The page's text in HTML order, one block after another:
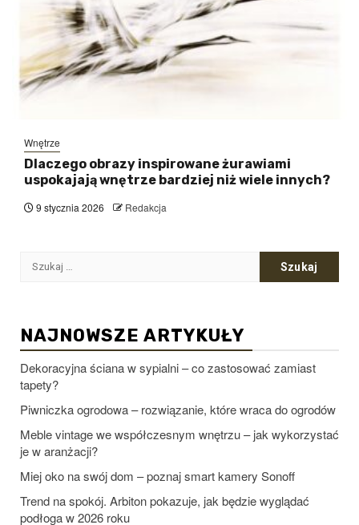
Wnętrze
Dlaczego obrazy inspirowane żurawiami
uspokajają wnętrze bardziej niż wiele innych?
9 stycznia 2026 Redakcja
Szukaj:
NAJNOWSZE ARTYKUŁY
Dekoracyjna ściana w sypialni – co zastosować zamiast
tapety?
Piwniczka ogrodowa – rozwiązanie, które wraca do ogrodów
Meble vintage we współczesnym wnętrzu – jak wykorzystać
je w aranżacji?
Miej oko na swój dom – poznaj smart kamery Sonoff
Trend na spokój. Arbiton pokazuje, jak będzie wyglądać
podłoga w 2026 roku